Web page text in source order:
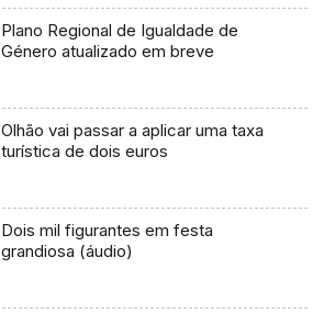
Plano Regional de Igualdade de
Género atualizado em breve
Olhão vai passar a aplicar uma taxa
turística de dois euros
Dois mil figurantes em festa
grandiosa (áudio)